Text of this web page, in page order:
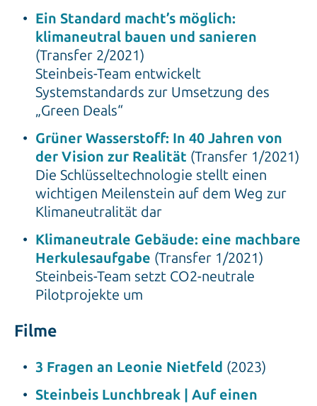
Ein Standard macht’s möglich:
klimaneutral bauen und sanieren
(Transfer 2/2021)
Steinbeis-Team entwickelt
Systemstandards zur Umsetzung des
„Green Deals“
Grüner Wasserstoff: In 40 Jahren von
der Vision zur Realität (Transfer 1/2021)
Die Schlüsseltechnologie stellt einen
wichtigen Meilenstein auf dem Weg zur
Klimaneutralität dar
Klimaneutrale Gebäude: eine machbare
Herkulesaufgabe (Transfer 1/2021)
Steinbeis-Team setzt CO2-neutrale
Pilotprojekte um
Filme
3 Fragen an Leonie Nietfeld (2023)
Steinbeis Lunchbreak | Auf einen